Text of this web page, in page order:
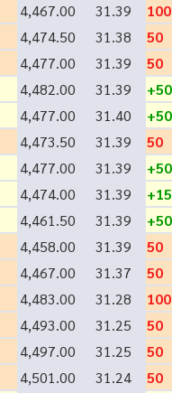
4,467.00 31.39
100
4,474.50 31.38
50
4,477.00 31.39
50
4,482.00 31.39
+50
4,477.00 31.40
+50
4,473.50 31.39
50
4,477.00 31.39
+50
4,474.00 31.39
4,461.50 31.39
+50
4,458.00 31.39
50
4,467.00 31.37
50
4,483.00 31.28
100
4,493.00 31.25
50
4,497.00 31.25
50
4,501.00 31.24
50